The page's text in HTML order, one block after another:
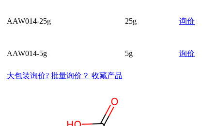
AAW014-25g 25g 询价
AAW014-5g 5g 询价
大包装询价? 批量询价？ 收藏产品